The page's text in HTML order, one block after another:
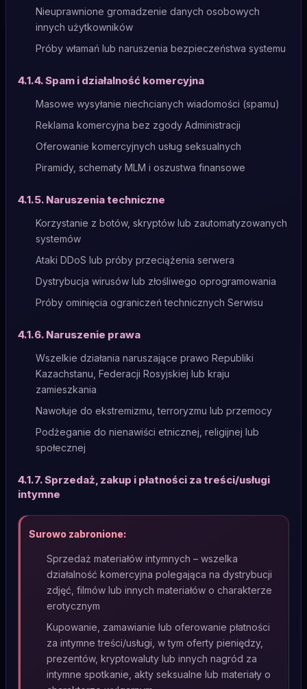
Nieuprawnione gromadzenie danych osobowych
innych użytkowników
Próby włamań lub naruszenia bezpieczeństwa systemu
4.1.4. Spam i działalność komercyjna
Masowe wysyłanie niechcianych wiadomości (spamu)
Reklama komercyjna bez zgody Administracji
Oferowanie komercyjnych usług seksualnych
Piramidy, schematy MLM i oszustwa finansowe
4.1.5. Naruszenia techniczne
Korzystanie z botów, skryptów lub zautomatyzowanych
systemów
Ataki DDoS lub próby przeciążenia serwera
Dystrybucja wirusów lub złośliwego oprogramowania
Próby ominięcia ograniczeń technicznych Serwisu
4.1.6. Naruszenie prawa
Wszelkie działania naruszające prawo Republiki
Kazachstanu, Federacji Rosyjskiej lub kraju
zamieszkania
Nawołuje do ekstremizmu, terroryzmu lub przemocy
Podżeganie do nienawiści etnicznej, religijnej lub
społecznej
4.1.7. Sprzedaż, zakup i płatności za treści/usługi
intymne
Surowo zabronione:
Sprzedaż materiałów intymnych – wszelka
działalność komercyjna polegająca na dystrybucji
zdjęć, filmów lub innych materiałów o charakterze
erotycznym
Kupowanie, zamawianie lub oferowanie płatności
za intymne treści/usługi, w tym oferty pieniędzy,
prezentów, kryptowaluty lub innych nagród za
intymne spotkanie, akty seksualne lub materiały o